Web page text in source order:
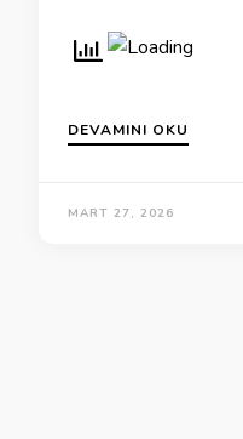
DEVAMINI OKU
MART 27, 2026